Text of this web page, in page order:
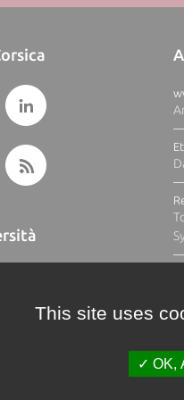
This site uses
OK,